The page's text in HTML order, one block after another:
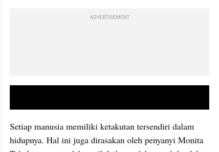
ADVERTISEMENT
Setiap manusia memiliki ketakutan tersendiri dalam
hidupnya. Hal ini juga dirasakan oleh penyanyi Monita